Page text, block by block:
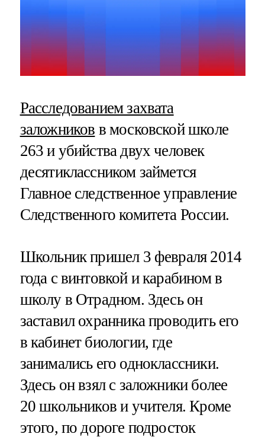
Расследованием захвата
заложников в московской школе
263 и убийства двух человек
десятиклассником займется
Главное следственное управление
Следственного комитета России.
Школьник пришел 3 февраля 2014
года с винтовкой и карабином в
школу в Отрадном. Здесь он
заставил охранника проводить его
в кабинет биологии, где
занимались его одноклассники.
Здесь он взял с заложники более
20 школьников и учителя. Кроме
этого, по дороге подросток